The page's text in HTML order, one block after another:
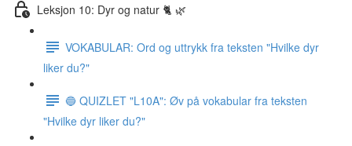
Leksjon 10: Dyr og natur 🐈 🌿
VOKABULAR: Ord og uttrykk fra teksten "Hvilke dyr
liker du?"
🔵 QUIZLET "L10A": Øv på vokabular fra teksten
"Hvilke dyr liker du?"